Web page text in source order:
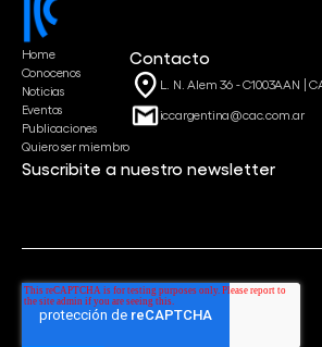
Home
Conocenos
Noticias
Eventos
Publicaciones
Quiero ser miembro
Contacto
L. N. Alem 36 - C1003AAN |
iccargentina@cac.com.ar
Suscribite a nuestro newsletter